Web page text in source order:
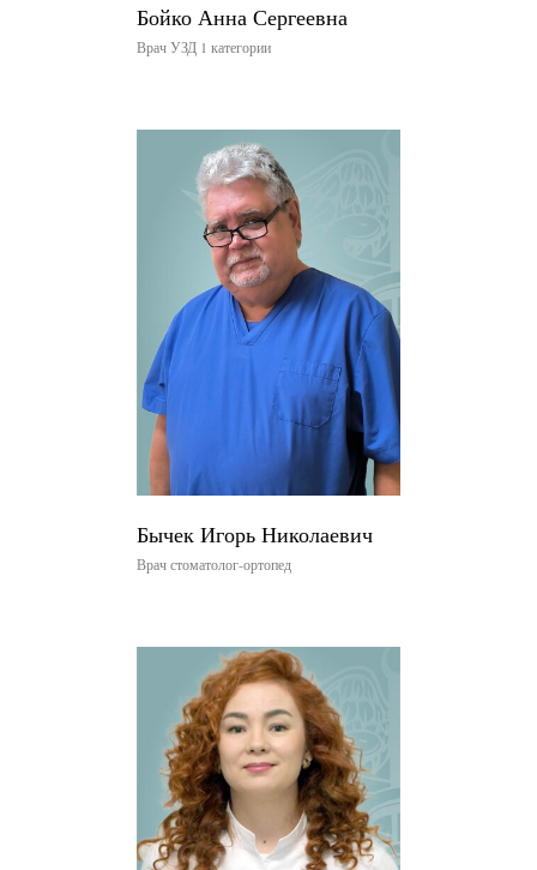
Бойко Анна Сергеевна
Врач УЗД 1 категории
Бычек Игорь Николаевич
Врач стоматолог-ортопед